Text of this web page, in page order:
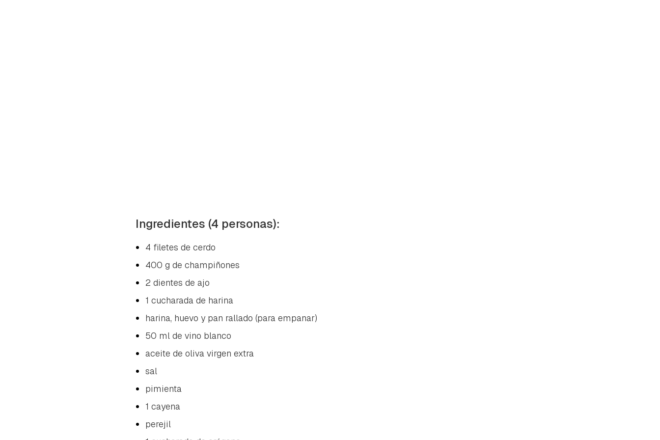
Ingredientes (4 personas):
4 filetes de cerdo
400 g de champiñones
2 dientes de ajo
1 cucharada de harina
harina, huevo y pan rallado (para empanar)
50 ml de vino blanco
aceite de oliva virgen extra
sal
pimienta
1 cayena
perejil